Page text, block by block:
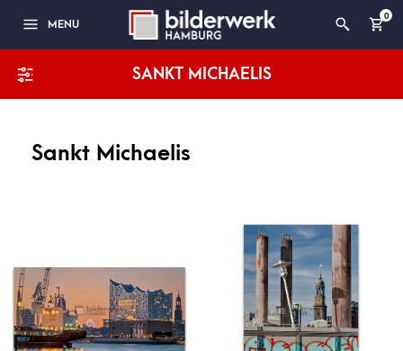
MENU
0
SANKT MICHAELIS
Sankt Michaelis